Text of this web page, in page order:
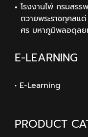
โรงงานไพ่ กรมสร
ถวายพระราชกุศลแ
ศร มหาภูมิพลอดุลย
E-LEARNING
• E-Learning
PRODUCT